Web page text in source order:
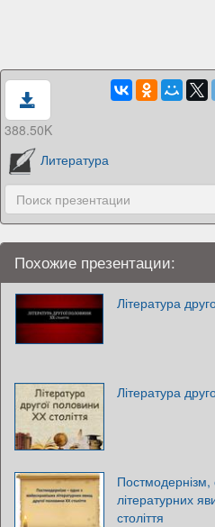
388.50K
Литература
Похожие презентации:
Література
Література
Постмодернізм,
літературних
століття